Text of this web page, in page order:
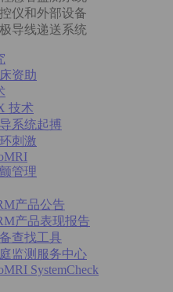
仪和外部设备
导线递送系统
资助
技术
系统起搏
刺激
管理
产品公告
产品表现报告
查找工具
监测服务中心
SystemCheck